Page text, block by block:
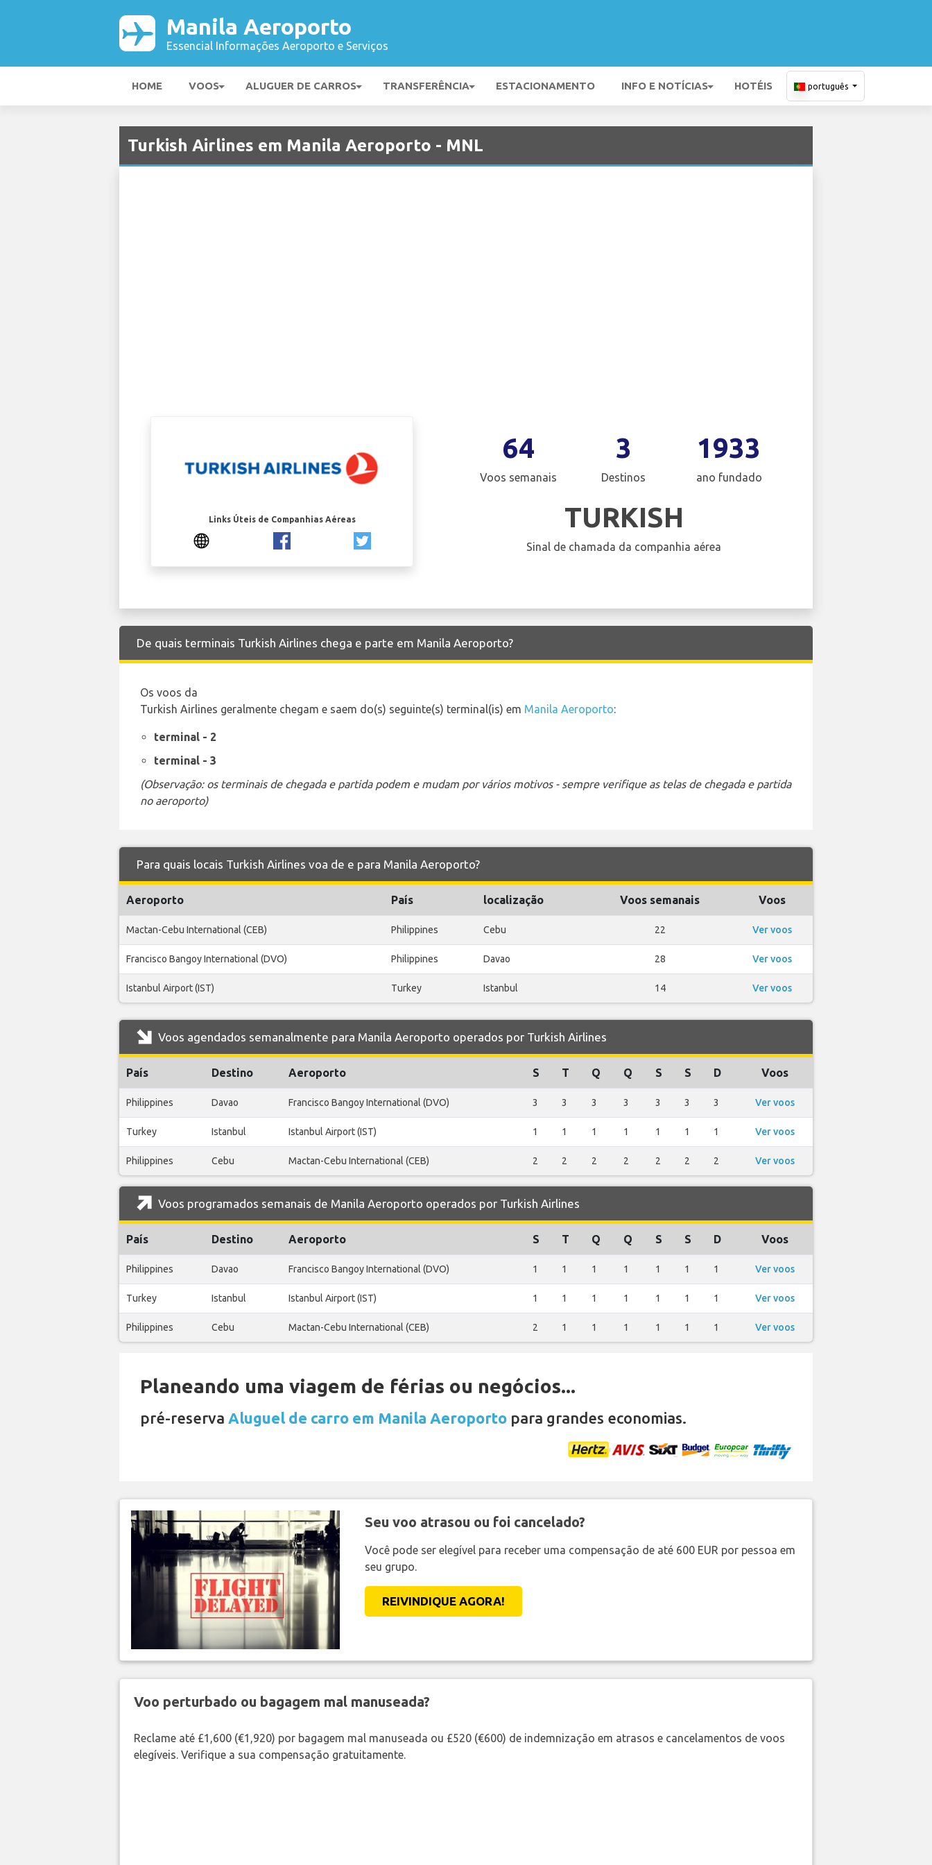
Manila Aeroporto
Essencial Informações Aeroporto e Serviços
HOME VOOS ALUGUER DE CARROS TRANSFERÊNCIA ESTACIONAMENTO INFO E NOTÍCIAS HOTÉIS português
Turkish Airlines em Manila Aeroporto - MNL
Links Úteis de Companhias Aéreas
64
Voos semanais
3
Destinos
1933
ano fundado
TURKISH
Sinal de chamada da companhia aérea
De quais terminais Turkish Airlines chega e parte em Manila Aeroporto?
Os voos da
Turkish Airlines geralmente chegam e saem do(s) seguinte(s) terminal(is) em Manila Aeroporto:
terminal - 2
terminal - 3
(Observação: os terminais de chegada e partida podem e mudam por vários motivos - sempre verifique as telas de chegada e partida
no aeroporto)
Para quais locais Turkish Airlines voa de e para Manila Aeroporto?
Aeroporto País localização Voos semanais Voos
Mactan-Cebu International (CEB) Philippines Cebu 22 Ver voos
Francisco Bangoy International (DVO) Philippines Davao 28 Ver voos
Istanbul Airport (IST) Turkey Istanbul 14 Ver voos
Voos agendados semanalmente para Manila Aeroporto operados por Turkish Airlines
País Destino Aeroporto S T Q Q S S D Voos
Philippines Davao Francisco Bangoy International (DVO) 3 3 3 3 3 3 3 Ver voos
Turkey Istanbul Istanbul Airport (IST) 1 1 1 1 1 1 1 Ver voos
Philippines Cebu Mactan-Cebu International (CEB) 2 2 2 2 2 2 2 Ver voos
Voos programados semanais de Manila Aeroporto operados por Turkish Airlines
País Destino Aeroporto S T Q Q S S D Voos
Philippines Davao Francisco Bangoy International (DVO) 1 1 1 1 1 1 1 Ver voos
Turkey Istanbul Istanbul Airport (IST) 1 1 1 1 1 1 1 Ver voos
Philippines Cebu Mactan-Cebu International (CEB) 2 1 1 1 1 1 1 Ver voos
Planeando uma viagem de férias ou negócios...
pré-reserva Aluguel de carro em Manila Aeroporto para grandes economias.
Seu voo atrasou ou foi cancelado?
Você pode ser elegível para receber uma compensação de até 600 EUR por pessoa em
seu grupo.
REIVINDIQUE AGORA!
Voo perturbado ou bagagem mal manuseada?
Reclame até £1,600 (€1,920) por bagagem mal manuseada ou £520 (€600) de indemnização em atrasos e cancelamentos de voos
elegíveis. Verifique a sua compensação gratuitamente.